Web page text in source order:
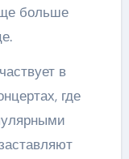
больше
в
где